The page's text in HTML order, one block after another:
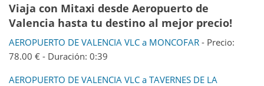
Viaja con Mitaxi desde Aeropuerto de
Valencia hasta tu destino al mejor precio!
AEROPUERTO DE VALENCIA VLC a MONCOFAR - Precio:
78.00 € - Duración: 0:39
AEROPUERTO DE VALENCIA VLC a TAVERNES DE LA